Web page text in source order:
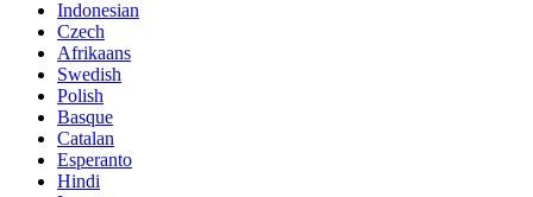
Indonesian
Czech
Afrikaans
Swedish
Polish
Basque
Catalan
Esperanto
Hindi